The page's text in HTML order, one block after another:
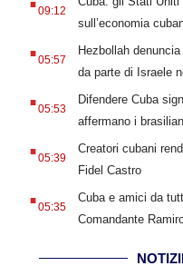
09:12
sull’economia
.05:57
Hezbollah
da parte di Israele
.05:53
Difendere Cuba
affermano i
.05:39
Creatori cubani
Fidel Castro
.05:35
Cuba e amici da
Comandante